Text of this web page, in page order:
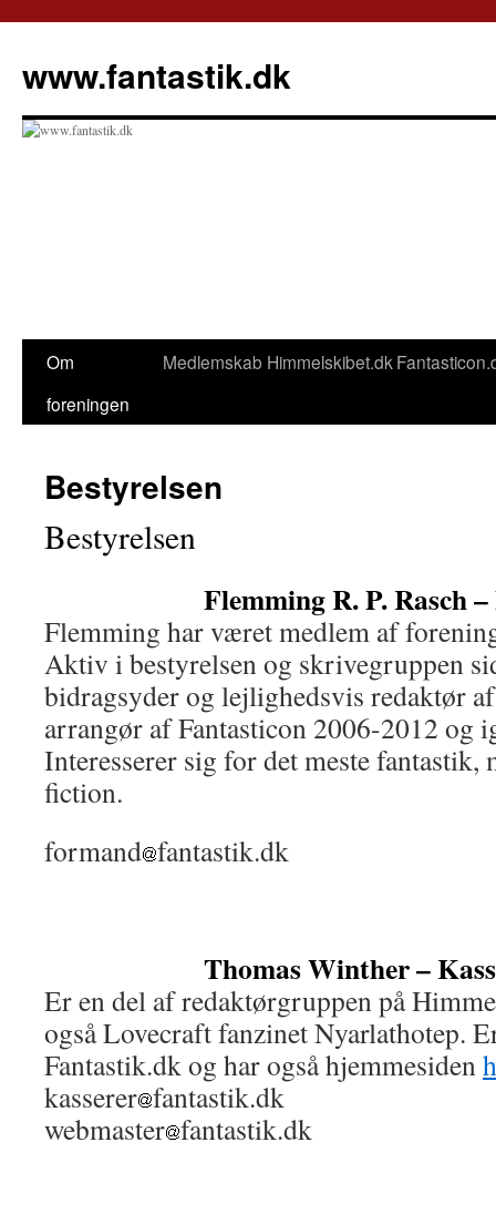
indhold
www.fantastik.dk
Om
foreningen
Medlemskab Himmelskibet.dk
Bestyrelsen
Bestyrelsen
Flemming R. P. Rasch
Flemming har været medlem af
Aktiv i bestyrelsen og skrivegruppen
bidragsyder og lejlighedsvis redaktør
arrangør af Fantasticon 2006-2012 og
Interesserer sig for det meste fantastik,
fiction.
formand fantastik.dk
Thomas Winther –
Er en del af redaktørgruppen på
også Lovecraft fanzinet Nyarlathotep.
Fantastik.dk og har også hjemmesiden
kasserer fantastik.dk
webmaster fantastik.dk